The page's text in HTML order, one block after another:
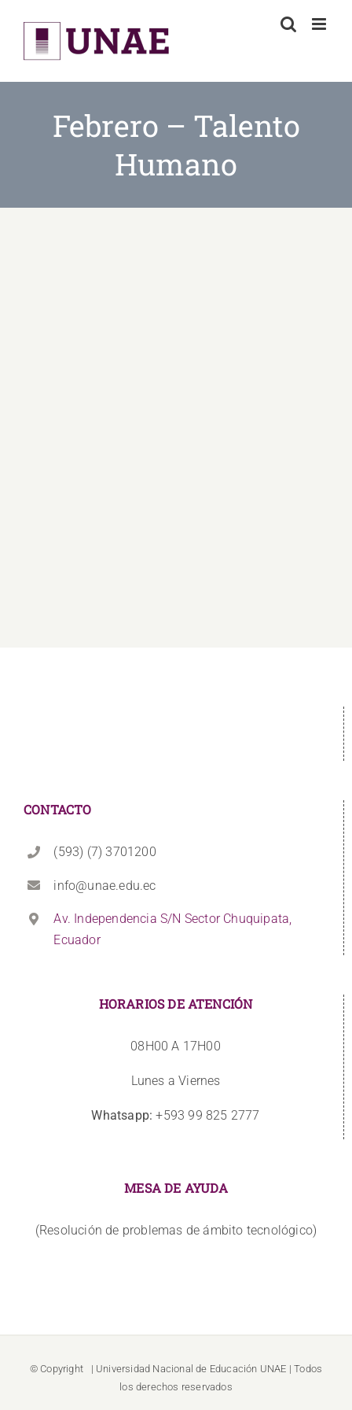
content
Febrero – Talento
Humano
CONTACTO
(593) (7) 3701200
info@unae.edu.ec
Av. Independencia S/N Sector Chuquipata,
Ecuador
HORARIOS DE ATENCIÓN
08H00 A 17H00
Lunes a Viernes
Whatsapp: +593 99 825 2777
MESA DE AYUDA
(Resolución de problemas de ámbito tecnológico)
© Copyright | Universidad Nacional de Educación UNAE | Todos
los derechos reservados